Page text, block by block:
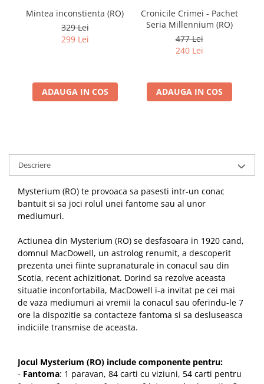
Mintea inconstienta (RO)
329 Lei
299 Lei
ADAUGA IN COS
Cronicile Crimei - Pachet
Seria Millennium (RO)
477 Lei
240 Lei
ADAUGA IN COS
Descriere
Mysterium (RO) te provoaca sa pasesti intr-un conac
bantuit si sa joci rolul unei fantome sau al unor
mediumuri.
Actiunea din Mysterium (RO) se desfasoara in 1920 cand,
domnul MacDowell, un astrolog renumit, a descoperit
prezenta unei fiinte supranaturale in conacul sau din
Scotia, recent achizitionat. Dorind sa rezolve aceasta
situatie inconfortabila, MacDowell i-a invitat pe cei mai
de vaza mediumuri ai vremii la conacul sau oferindu-le 7
ore la dispozitie sa contacteze fantoma si sa desluseasca
indiciile transmise de aceasta.
Jocul Mysterium (RO) include componente pentru:
- Fantoma: 1 paravan, 84 carti cu viziuni, 54 carti pentru